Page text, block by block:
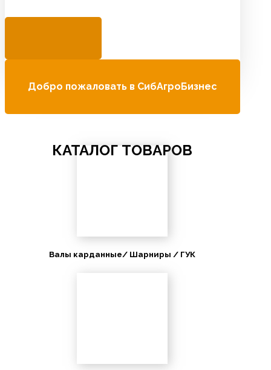
Добро пожаловать в СибАгроБизнес
КАТАЛОГ ТОВАРОВ
Валы карданные/ Шарниры / ГУК